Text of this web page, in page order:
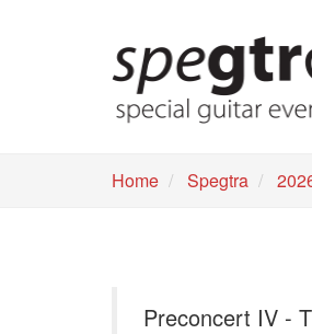
Home Spegtra
Preconcert IV -